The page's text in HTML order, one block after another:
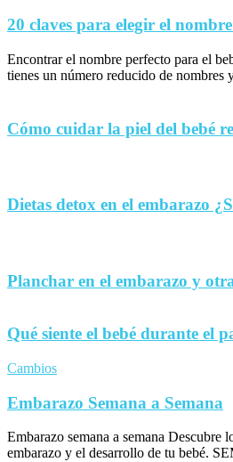
20 claves para elegir el
Encontrar el nombre perfecto para el
tienes un número reducido de nombres
Cómo cuidar la piel del bebé
Dietas detox en el embarazo
Planchar en el embarazo y
Qué siente el bebé durante el
Cambios
Embarazo Semana a Semana
Embarazo semana a semana Descubre
embarazo y el desarrollo de tu bebé.